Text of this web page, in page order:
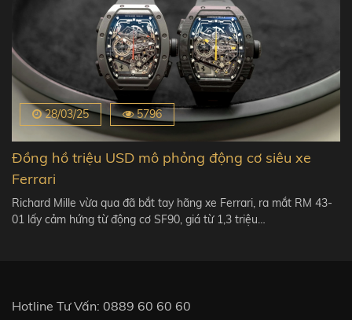
28/03/25 5796
Đồng hồ triệu USD mô phỏng động cơ siêu xe
Ferrari
Richard Mille vừa qua đã bắt tay hãng xe Ferrari, ra mắt RM 43-
01 lấy cảm hứng từ động cơ SF90, giá từ 1,3 triệu…
Hotline Tư Vấn: 0889 60 60 60